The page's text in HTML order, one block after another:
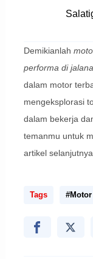
Demikianlah
performa di
dalam motor
mengeksplorasi
dalam bekerja
temanmu untuk
artikel
Tags